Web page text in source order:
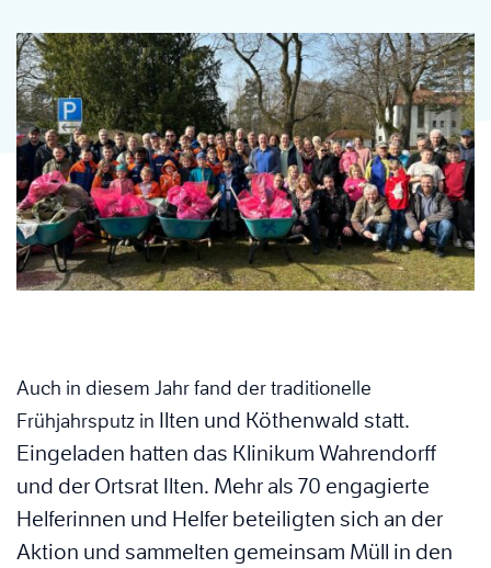
Auch in diesem Jahr fand der traditionelle
Frühjahrsputz in Ilten und Köthenwald statt.
Eingeladen hatten das Klinikum Wahrendorff
und der Ortsrat Ilten. Mehr als 70 engagierte
Helferinnen und Helfer beteiligten sich an der
Aktion und sammelten gemeinsam Müll in den